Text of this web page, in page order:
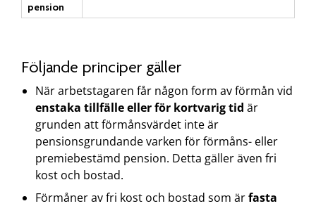
pension
Följande principer gäller
När arbetstagaren får någon form av förmån vid
enstaka tillfälle eller för kortvarig tid är
grunden att förmånsvärdet inte är
pensionsgrundande varken för förmåns- eller
premiebestämd pension. Detta gäller även fri
kost och bostad.
Förmåner av fri kost och bostad som ärfasta